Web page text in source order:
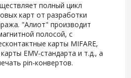
полный цикл
карт от разработки
"Алиот" производит
полосой, с
карты MIFARE,
EMV-стандарта и т.д., а
pin-конвертов.